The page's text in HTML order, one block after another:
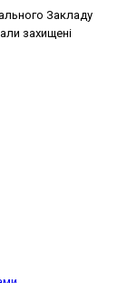
Закладу
захищені